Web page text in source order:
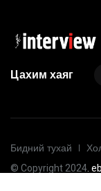
Цахим хаяг
Бидний тухай
© Copyright 2024 .